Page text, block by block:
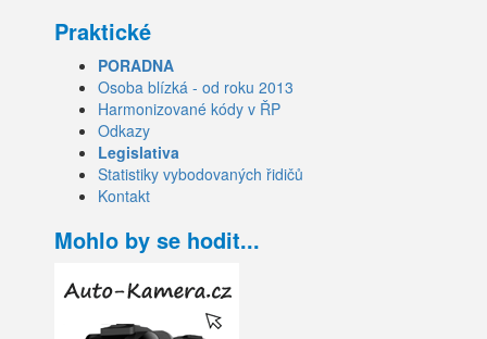
Praktické
PORADNA
Osoba blízká - od roku 2013
Harmonizované kódy v ŘP
Odkazy
Legislativa
Statistiky vybodovaných řidičů
Kontakt
Mohlo by se hodit...